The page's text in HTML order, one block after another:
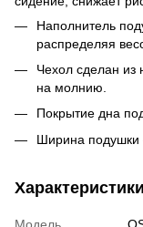
Наполнитель
распределяя
Чехол сделан из
на молнию.
Покрытие дна
Ширина
Характеристики
Модель